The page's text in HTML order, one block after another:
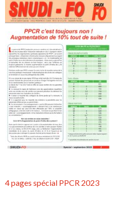
4 pages spécial PPCR 2023